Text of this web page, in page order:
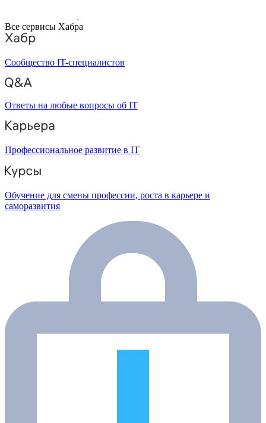
Все сервисы Хабра
Сообщество IT-специалистов
Ответы на любые вопросы об IT
Профессиональное развитие в IT
Обучение для смены профессии, роста в карьере и
саморазвития